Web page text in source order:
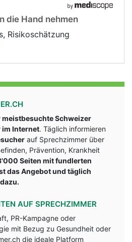
die Hand nehmen
Risikoschätzung
Schweizer
Internet. Täglich informieren
auf Sprechzimmer über
Prävention, Krankheit
Seiten mit fundlerten
das Angebot und täglich
AUF SPRECHZIMMER
PR-Kampagne oder
mit Bezug zu Gesundheit oder
die ideale Platform